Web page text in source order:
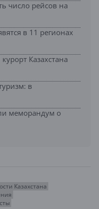
число рейсов на
в 11 регионах
Казахстана
в
меморандум о
Казахстана